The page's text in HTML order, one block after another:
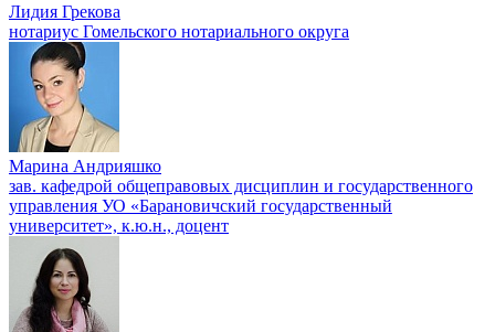
Лидия Грекова
нотариус Гомельского нотариального округа
Марина Андрияшко
зав. кафедрой общеправовых дисциплин и государственного
управления УО «Барановичский государственный
университет», к.ю.н., доцент